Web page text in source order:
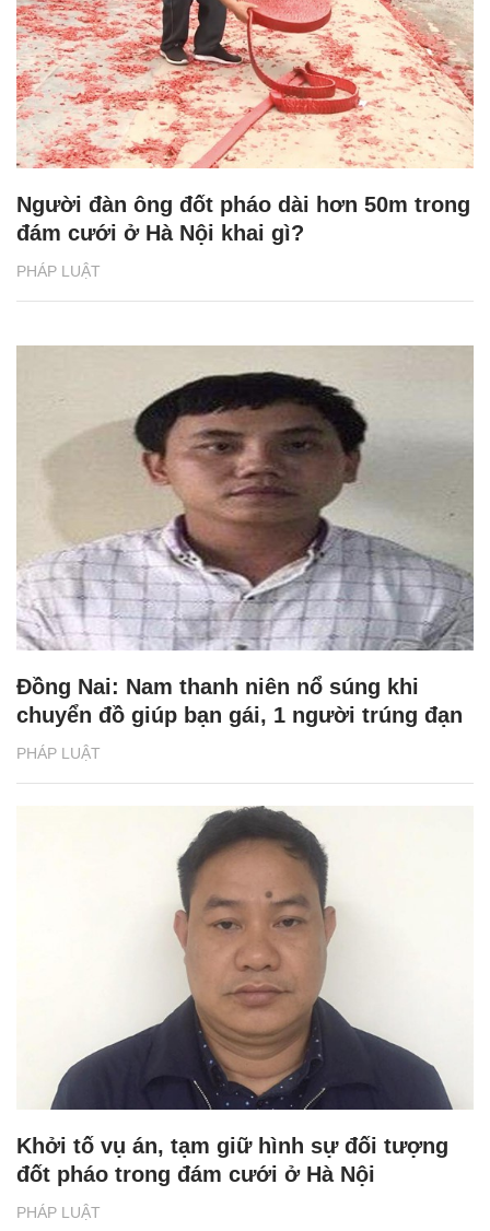
PHÁP LUẬT
Người đàn ông đốt pháo dài hơn 50m trong
đám cưới ở Hà Nội khai gì?
PHÁP LUẬT
Đồng Nai: Nam thanh niên nổ súng khi
chuyển đồ giúp bạn gái, 1 người trúng đạn
PHÁP LUẬT
Khởi tố vụ án, tạm giữ hình sự đối tượng
đốt pháo trong đám cưới ở Hà Nội